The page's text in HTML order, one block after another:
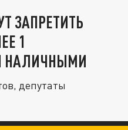
ЗАПРЕТИТЬ
1
НАЛИЧНЫМИ
депутаты